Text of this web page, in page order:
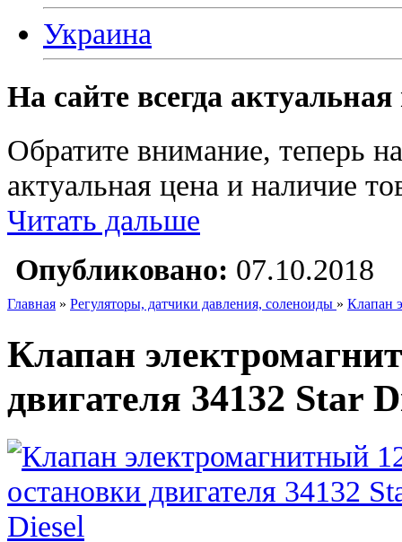
Украина
На сайте всегда
Обратите внимание, теперь
актуальная цена и наличие
Читать дальше
Опубликовано: 07.10.2018
Главная » Регуляторы, датчики давления, соленоиды » Клапан
Клапан
двигателя 34132 Star